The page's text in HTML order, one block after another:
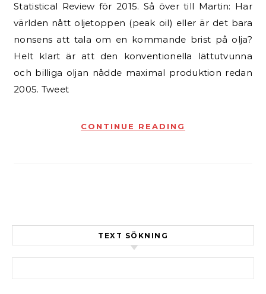
Statistical Review för 2015. Så över till Martin: Har
världen nått oljetoppen (peak oil) eller är det bara
nonsens att tala om en kommande brist på olja?
Helt klart är att den konventionella lättutvunna
och billiga oljan nådde maximal produktion redan
2005. Tweet
CONTINUE READING
TEXT SÖKNING